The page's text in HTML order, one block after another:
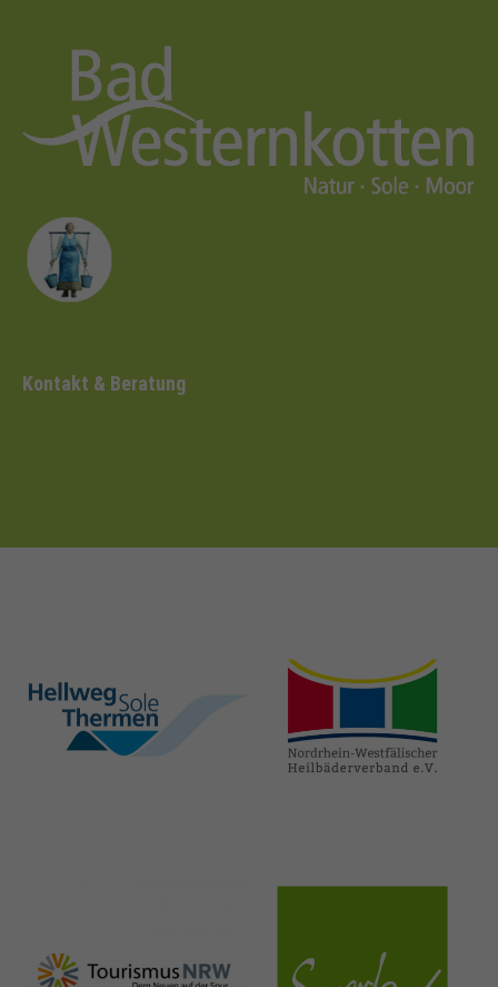
Kontakt & Beratung
hellweg-sole-
thermen.de
heilbaeder.de
nrw-
sauerland.co